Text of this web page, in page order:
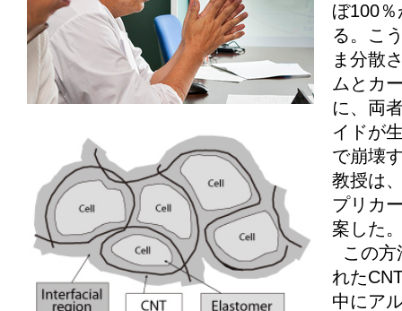
ぼ100
る。こ
ま分散
ムとカ
に、両
イドが
で崩壊
教授は
プリカ
案した
この方
れた
中にア